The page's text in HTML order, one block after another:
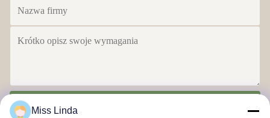
Miss Linda